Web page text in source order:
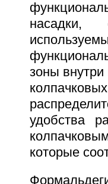
насадки,
зоны
удобства
которые